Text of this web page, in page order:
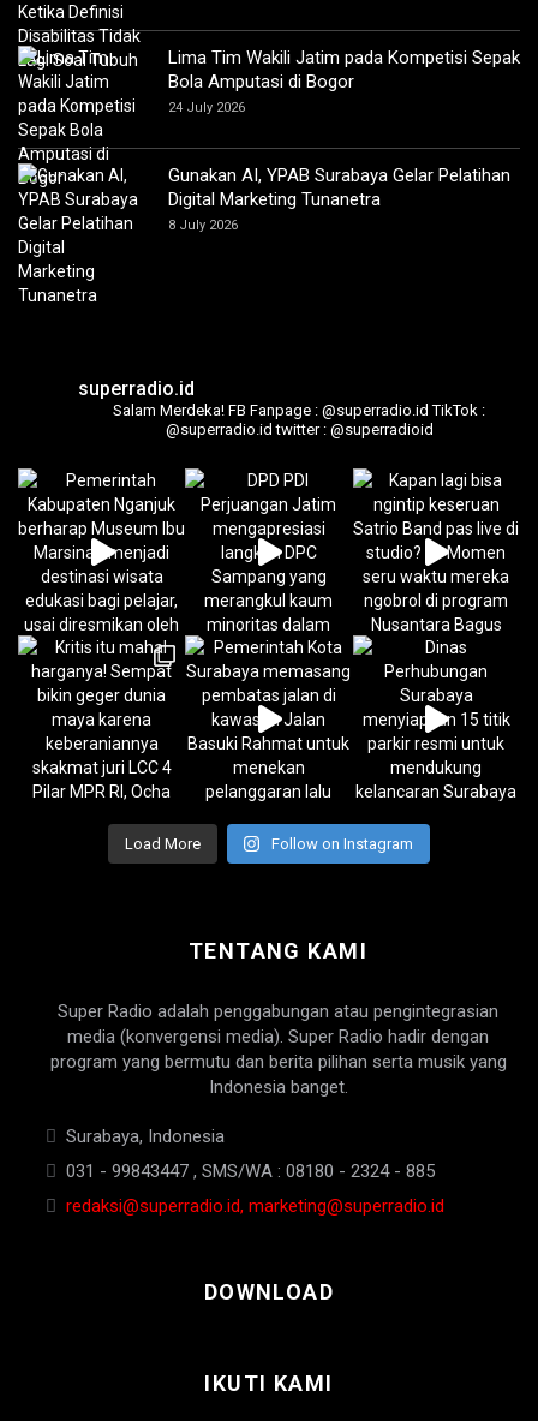
Lima Tim Wakili Jatim pada Kompetisi Sepak
Bola Amputasi di Bogor
24 July 2026
Gunakan AI, YPAB Surabaya Gelar Pelatihan
Digital Marketing Tunanetra
8 July 2026
superradio.id
Salam Merdeka! FB Fanpage : @superradio.id TikTok :
@superradio.id twitter : @superradioid
Load More Follow on Instagram
TENTANG KAMI
Super Radio adalah penggabungan atau pengintegrasian
media (konvergensi media). Super Radio hadir dengan
program yang bermutu dan berita pilihan serta musik yang
Indonesia banget.
Surabaya, Indonesia
031 - 99843447 , SMS/WA : 08180 - 2324 - 885
redaksi@superradio.id, marketing@superradio.id
DOWNLOAD
IKUTI KAMI